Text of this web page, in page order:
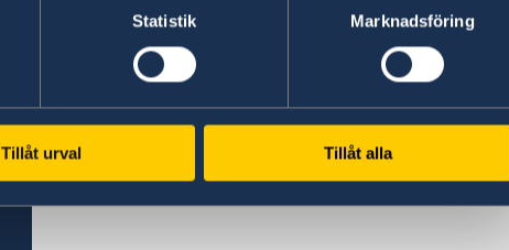
Statistik Marknadsföring
Tillåt urval Tillåt alla